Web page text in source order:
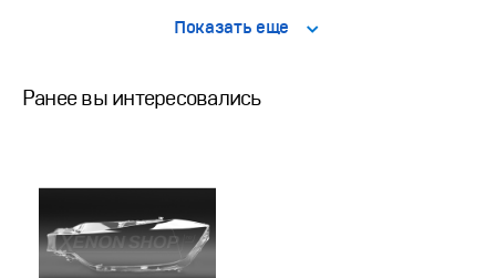
Показать еще
Ранее вы интересовались